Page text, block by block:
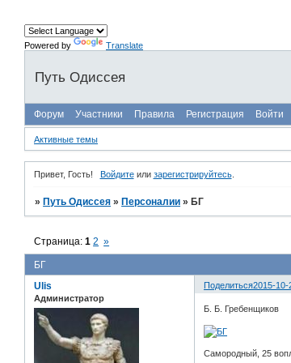
Powered by Translate
Путь Одиссея
Форум Участники Правила Регистрация Войти
Активные темы
Привет, Гость! Войдитеили зарегистрируйтесь.
» Путь Одиссея » Персоналии » БГ
БГ
Страница:1 2 »
Поделиться2015-10-
Ulis
Администратор
Б. Б. Гребенщиков
Самородный, 25